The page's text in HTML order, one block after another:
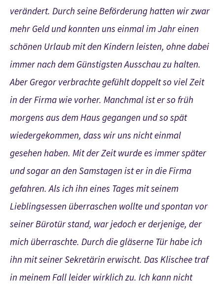
verändert. Durch seine Beförderung hatten wir zwar
mehr Geld und konnten uns einmal im Jahr einen
schönen Urlaub mit den Kindern leisten, ohne dabei
immer nach dem Günstigsten Ausschau zu halten.
Aber Gregor verbrachte gefühlt doppelt so viel Zeit
in der Firma wie vorher. Manchmal ist er so früh
morgens aus dem Haus gegangen und so spät
wiedergekommen, dass wir uns nicht einmal
gesehen haben. Mit der Zeit wurde es immer später
und sogar an den Samstagen ist er in die Firma
gefahren. Als ich ihn eines Tages mit seinem
Lieblingsessen überraschen wollte und spontan vor
seiner Bürotür stand, war jedoch er derjenige, der
mich überraschte. Durch die gläserne Tür habe ich
ihn mit seiner Sekretärin erwischt. Das Klischee traf
in meinem Fall leider wirklich zu. Ich kann nicht